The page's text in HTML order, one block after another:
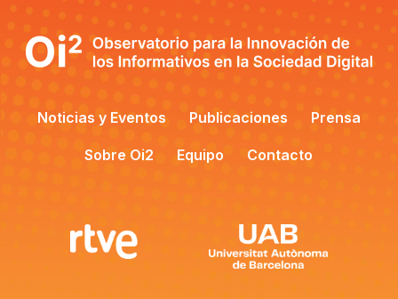
Noticias y Eventos Publicaciones Prensa
Sobre Oi2 Equipo Contacto